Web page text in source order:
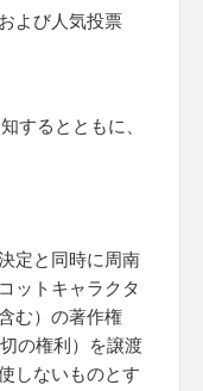
よび人気投票
するとともに、
定と同時に周南
ットキャラクタ
む）の著作権
の権利）を譲渡
しないものとす